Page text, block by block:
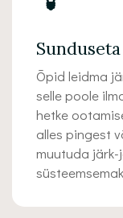
Õpid leidma
selle poole
hetke
alles pingest
muutuda järk-